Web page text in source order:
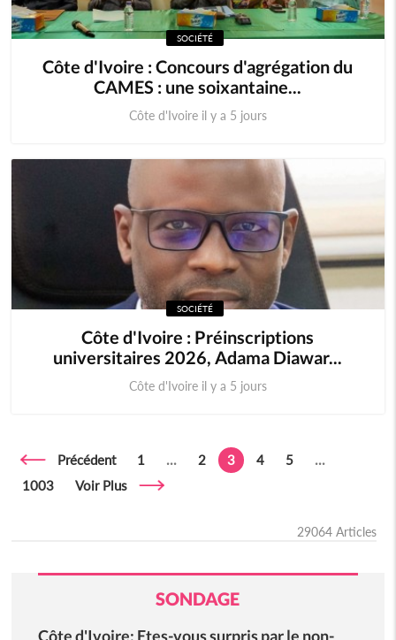
SOCIÉTÉ
Côte d'Ivoire : Concours d'agrégation du
CAMES : une soixantaine...
Côte d'Ivoire il y a 5 jours
SOCIÉTÉ
Côte d'Ivoire : Préinscriptions
universitaires 2026, Adama Diawar...
Côte d'Ivoire il y a 5 jours
Précédent 1 ... 2 3 4 5
...
1003
Voir Plus
29064 Articles
SONDAGE
Côte d'Ivoire: Etes-vous surpris par le non-